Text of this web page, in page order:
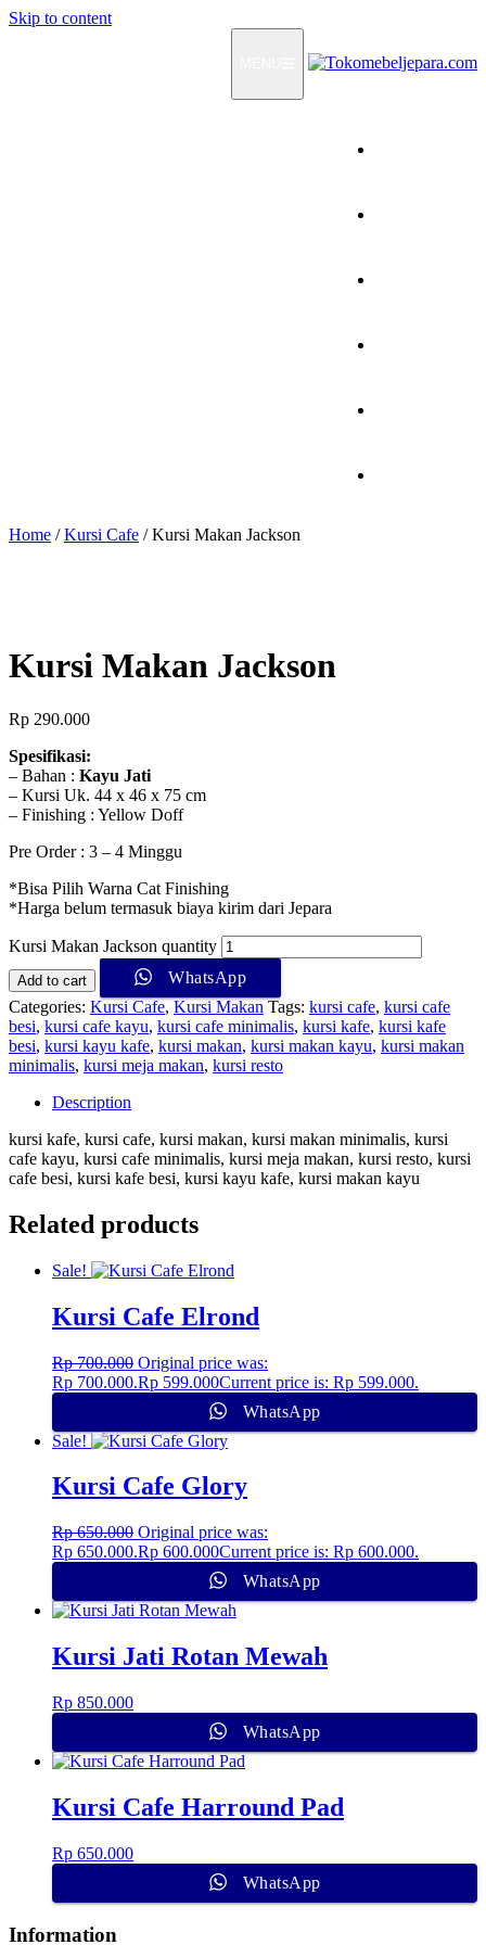
Skip to content
Home /Kursi Cafe / Kursi Makan Jackson
Kursi Makan Jackson
Rp 290.000
Spesifikasi:
– Bahan : Kayu Jati
– Kursi Uk. 44 x 46 x 75 cm
– Finishing : Yellow Doff
Pre Order : 3 – 4 Minggu
*Bisa Pilih Warna Cat Finishing
*Harga belum termasuk biaya kirim dari Jepara
Kursi Makan Jackson quantity
Add to cart
WhatsApp
Categories: Kursi Cafe, Kursi Makan Tags: kursi cafe, kursi cafe
besi, kursi cafe kayu, kursi cafe minimalis, kursi kafe, kursi kafe
besi, kursi kayu kafe, kursi makan, kursi makan kayu, kursi makan
minimalis, kursi meja makan, kursi resto
Description
kursi kafe, kursi cafe, kursi makan, kursi makan minimalis, kursi
cafe kayu, kursi cafe minimalis, kursi meja makan, kursi resto, kursi
cafe besi, kursi kafe besi, kursi kayu kafe, kursi makan kayu
Related products
Sale!
Kursi Cafe Elrond
Rp700.000 Original price was:
Rp 700.000.Rp 599.000Current price is: Rp 599.000.
WhatsApp
Sale!
Kursi Cafe Glory
Rp650.000 Original price was:
Rp 650.000.Rp 600.000Current price is: Rp 600.000.
WhatsApp
Kursi Jati Rotan Mewah
Rp 850.000
WhatsApp
Kursi Cafe Harround Pad
Rp 650.000
WhatsApp
Information